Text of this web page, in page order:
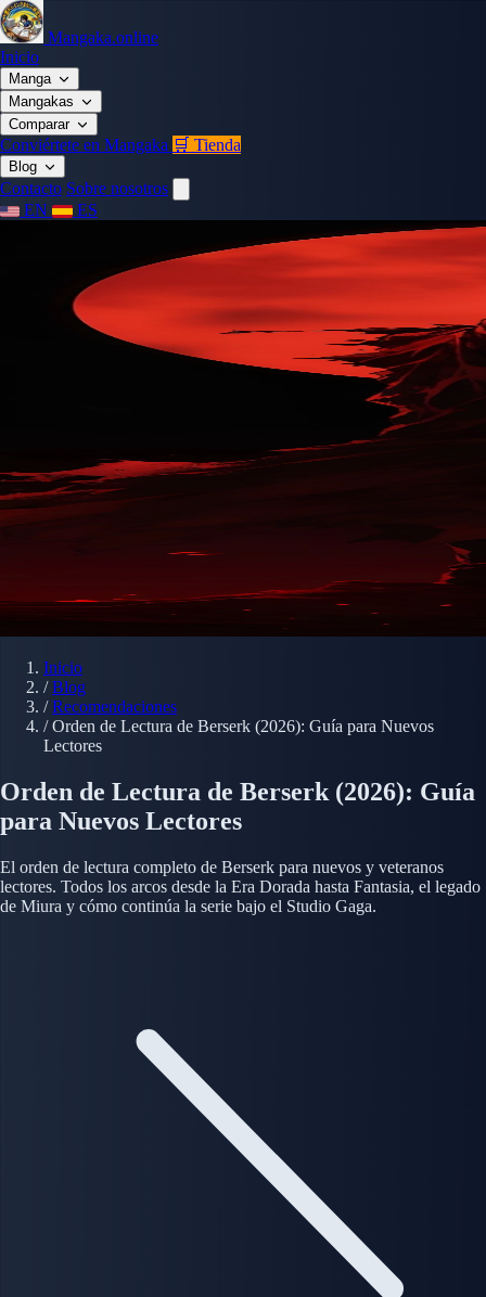
Mangaka.online
Inicio
Manga
Mangakas
Comparar
Conviértete en Mangaka 🛒 Tienda
Blog
Contacto Sobre nosotros
EN
ES
Inicio
/ Blog
/ Recomendaciones
/ Orden de Lectura de Berserk (2026): Guía para Nuevos
Lectores
Orden de Lectura de Berserk (2026): Guía
para Nuevos Lectores
El orden de lectura completo de Berserk para nuevos y veteranos
lectores. Todos los arcos desde la Era Dorada hasta Fantasia, el legado
de Miura y cómo continúa la serie bajo el Studio Gaga.